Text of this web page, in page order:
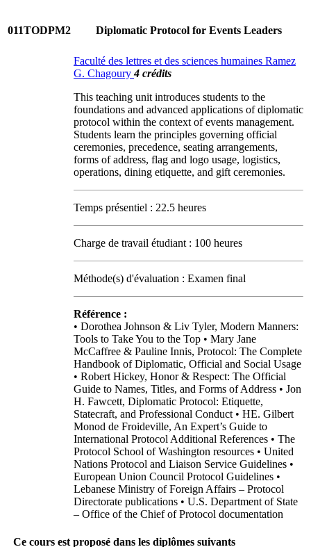
011TODPM2 Diplomatic Protocol for Events Leaders
Faculté des lettres et des sciences humaines Ramez
G. Chagoury4 crédits
This teaching unit introduces students to the
foundations and advanced applications of diplomatic
protocol within the context of events management.
Students learn the principles governing official
ceremonies, precedence, seating arrangements,
forms of address, flag and logo usage, logistics,
operations, dining etiquette, and gift ceremonies.
Temps présentiel : 22.5 heures
Charge de travail étudiant : 100 heures
Méthode(s) d'évaluation : Examen final
Référence :
• Dorothea Johnson & Liv Tyler, Modern Manners:
Tools to Take You to the Top • Mary Jane
McCaffree & Pauline Innis, Protocol: The Complete
Handbook of Diplomatic, Official and Social Usage
• Robert Hickey, Honor & Respect: The Official
Guide to Names, Titles, and Forms of Address • Jon
H. Fawcett, Diplomatic Protocol: Etiquette,
Statecraft, and Professional Conduct • HE. Gilbert
Monod de Froideville, An Expert’s Guide to
International Protocol Additional References • The
Protocol School of Washington resources • United
Nations Protocol and Liaison Service Guidelines •
European Union Council Protocol Guidelines •
Lebanese Ministry of Foreign Affairs – Protocol
Directorate publications • U.S. Department of State
– Office of the Chief of Protocol documentation
Ce cours est proposé dans les diplômes suivants